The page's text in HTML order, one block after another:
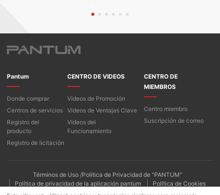
Pantum
Donde comprar
Centros de servicios
Registro del
producto
Registro de licitación
CENTRO DE VIDEOS
Videos de Promoción
Videos de Ventajas Clave
Videos del
Funcionamiento
CENTRO DE
MIEMBROS
Centro miembro
Suscripción de correo
Términos de Uso /Política de Privacidad de "PANTUM"
Política de privacidad de la aplicación pantum
Política de Cookies